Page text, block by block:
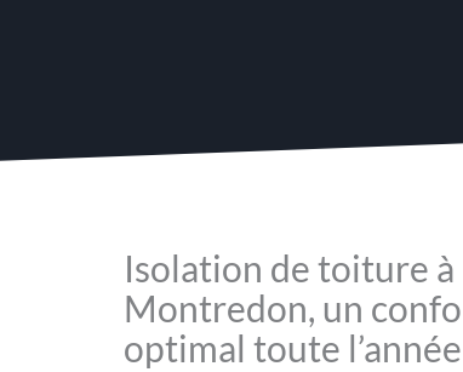
Isolation de toiture
Montredon, un
optimal toute l’année